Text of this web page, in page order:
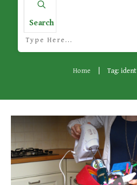
Search
Home Tag: